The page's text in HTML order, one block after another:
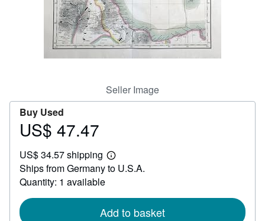
CLOSE
Seller Image
Buy Used
Price
47.47
US$ 47.47
US$ 34.57 shipping
Learn
more
Ships from Germany to U.S.A.
Quantity: 1 available
Add to basket